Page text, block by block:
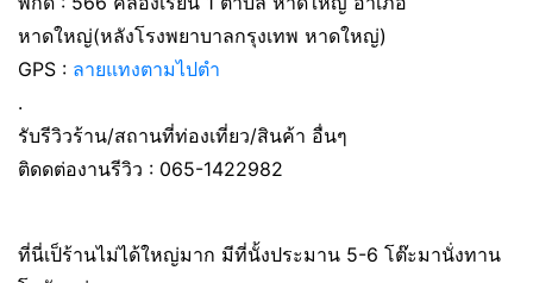
หาดใหญ่(หลังโรงพยาบาลกรุงเทพ หาดใหญ่)
GPS : ลายแทงตามไปตำ
.
รับรีวิวร้าน/สถานที่ท่องเที่ยว/สินค้า อื่นๆ
ติดดต่องานรีวิว : 065-1422982
ที่นี่เป็ร้านไม่ได้ใหญ่มาก มีที่นั้งประมาน 5-6 โต๊ะมานั่งทาน